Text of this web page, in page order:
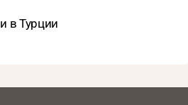
в Турции